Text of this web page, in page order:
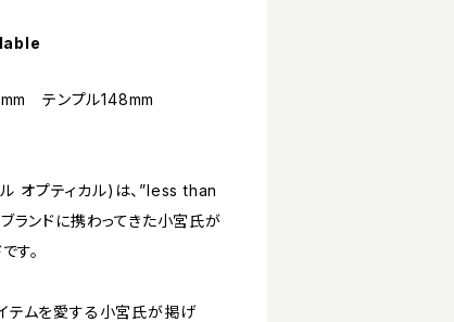
テンプル148mm
オプティカル)は、”less than
ランドに携わってきた小宮氏が
す。
テムを愛する小宮氏が掲げ